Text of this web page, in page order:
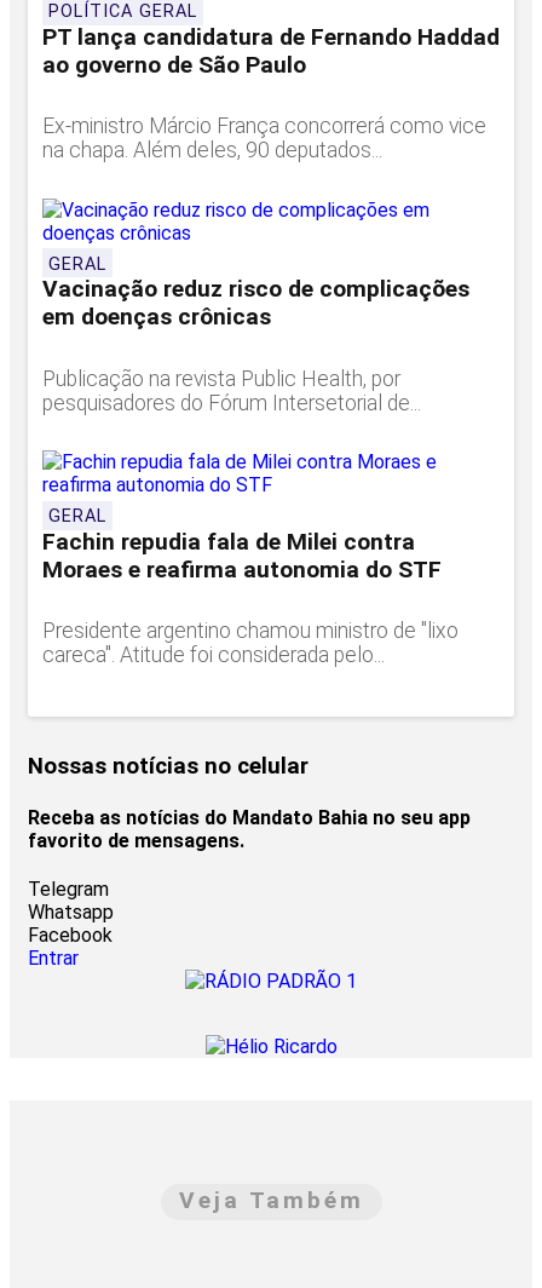
POLÍTICA GERAL
PT lança candidatura de Fernando Haddad
ao governo de São Paulo
Ex-ministro Márcio França concorrerá como vice
na chapa. Além deles, 90 deputados...
GERAL
Vacinação reduz risco de complicações
em doenças crônicas
Publicação na revista Public Health, por
pesquisadores do Fórum Intersetorial de...
GERAL
Fachin repudia fala de Milei contra
Moraes e reafirma autonomia do STF
Presidente argentino chamou ministro de "lixo
careca". Atitude foi considerada pelo...
Nossas notícias no celular
Receba as notícias do Mandato Bahia no seu app
favorito de mensagens.
Telegram
Whatsapp
Facebook
Entrar
Veja Também